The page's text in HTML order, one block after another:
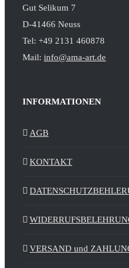
Gut Selikum 7
D-41466 Neuss
Tel: +49 2131 460878
Mail: info@ama-art.de
INFORMATIONEN
AGB
KONTAKT
VERSAND und